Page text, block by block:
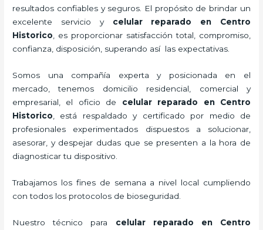
resultados confiables y seguros. El propósito de brindar un
excelente servicio y celular reparado en Centro
Historico , es proporcionar satisfacción total, compromiso,
confianza, disposición, superando así las expectativas.
Somos una compañía experta y posicionada en el
mercado, tenemos domicilio residencial, comercial y
empresarial, el oficio de celular reparado
en Centro
Historico , está respaldado y certificado por medio de
profesionales experimentados dispuestos a solucionar,
asesorar, y despejar dudas que se presenten a la hora de
diagnosticar tu dispositivo.
Trabajamos los fines de semana a nivel local cumpliendo
con todos los protocolos de bioseguridad.
Nuestro técnico para celular reparado en Centro